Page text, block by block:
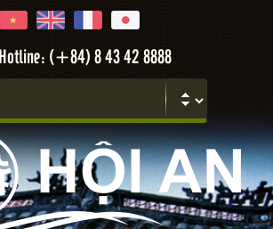
Hotline: (+84) 8 43 42 8888